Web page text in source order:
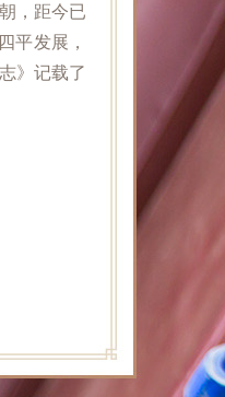
，距今已
平发展，
》记载了